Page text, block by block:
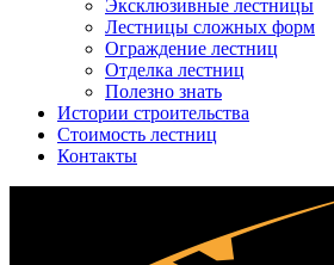
Эксклюзивные лестницы
Лестницы сложных форм
Ограждение лестниц
Отделка лестниц
Полезно знать
Истории строительства
Стоимость лестниц
Контакты